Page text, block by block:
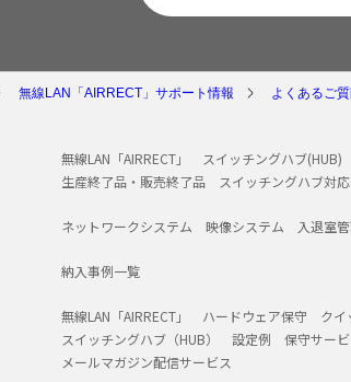
無線LAN「AIRRECT」サポート情報 よくあるご質
無線LAN「AIRRECT」 スイッチングハブ(HUB)
生産終了品・販売終了品
スイッチングハブ対
ネットワークシステム 映像システム 入退室
納入事例一覧
無線LAN「AIRRECT」 ハードウェア保守 クイ
スイッチングハブ（HUB）
設定例 保守サー
メールマガジン配信サービス